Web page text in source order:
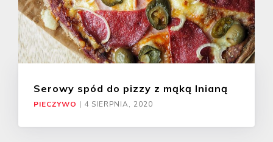
Serowy spód do pizzy z mąką lnianą
PIECZYWO | 4 SIERPNIA, 2020